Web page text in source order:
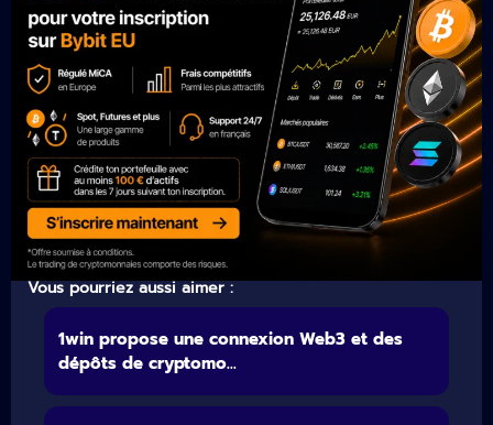
Vous pourriez aussi aimer :
1win propose une connexion Web3 et des
dépôts de cryptomo...